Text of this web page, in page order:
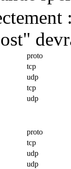
proto
tcp
udp
tcp
udp
proto
tcp
udp
udp